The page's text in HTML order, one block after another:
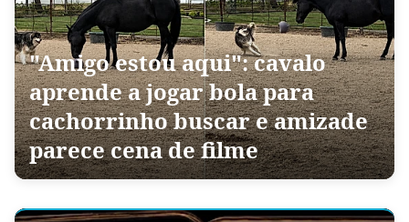
"Amigo estou aqui": cavalo
aprende a jogar bola para
cachorrinho buscar e amizade
parece cena de filme